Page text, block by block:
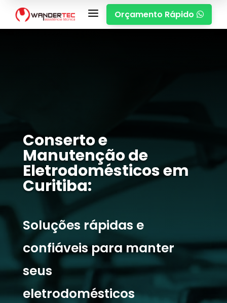
a Orçamento Rápido 
Conserto e
Manutenção de
Eletrodomésticos em
Curitiba:
Soluções rápidas e
confiáveis para manter
seus
eletrodomésticos